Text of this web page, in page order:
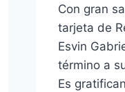
Con gran
tarjeta de
Esvin
término a
Es